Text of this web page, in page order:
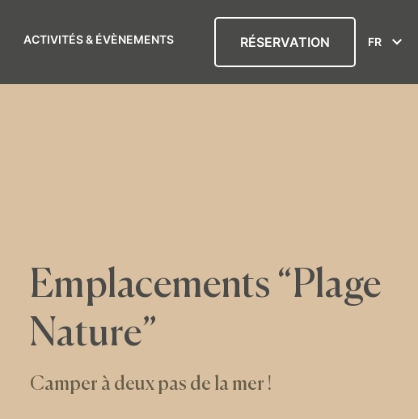
ACTIVITÉS & ÉVÈNEMENTS RÉSERVATION FR
Emplacements “Plage
Nature”
Camper à deux pas de la mer !